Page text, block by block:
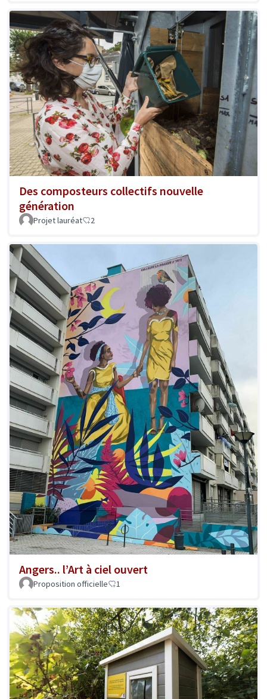
Des composteurs collectifs nouvelle
génération
Projet lauréat 2
Angers.. l’Art à ciel ouvert
Proposition officielle 1